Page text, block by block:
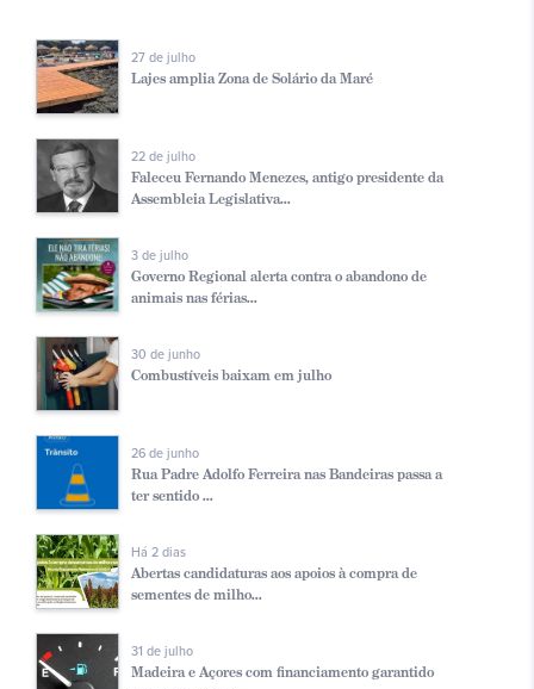
27 de julho
Lajes amplia Zona de Solário da Maré
22 de julho
Faleceu Fernando Menezes, antigo presidente da
Assembleia Legislativa...
3 de julho
Governo Regional alerta contra o abandono de
animais nas férias...
30 de junho
Combustíveis baixam em julho
26 de junho
Rua Padre Adolfo Ferreira nas Bandeiras passa a
ter sentido ...
Há 2 dias
Abertas candidaturas aos apoios à compra de
sementes de milho...
31 de julho
Madeira e Açores com financiamento garantido